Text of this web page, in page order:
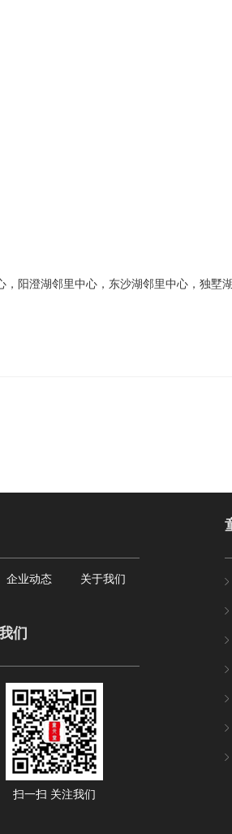
阳澄湖邻里中心，东沙湖邻里中心，独墅
企业动态 关于我们
们
扫一扫 关注我们